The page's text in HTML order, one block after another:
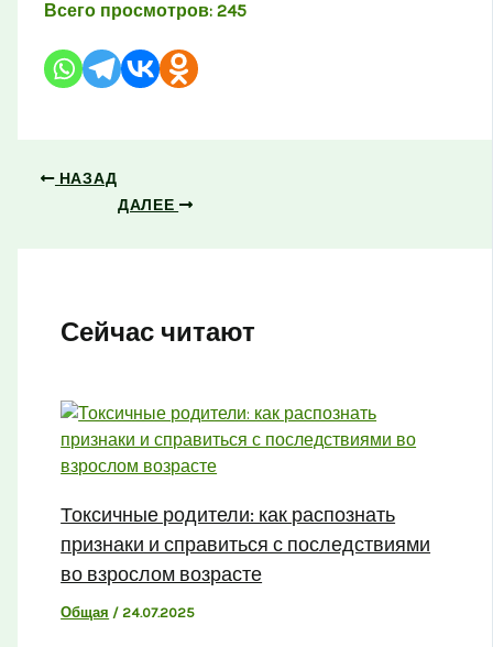
Всего просмотров: 245
НАЗАД
ДАЛЕЕ
Сейчас читают
Токсичные родители: как распознать
признаки и справиться с последствиями
во взрослом возрасте
Общая / 24.07.2025